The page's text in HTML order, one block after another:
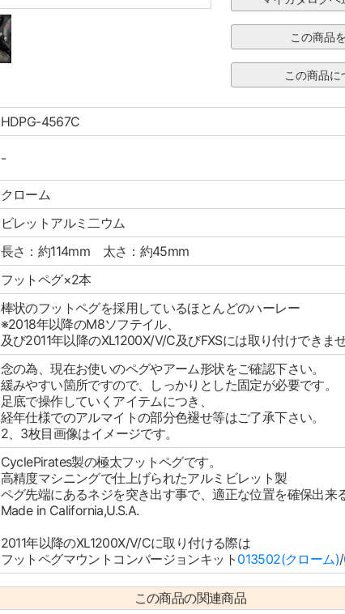
HDPG-4567C
-
クローム
ビレットアルミ二ウム
長さ：約114mm 太さ：約45mm
フットペグ×2本
棒状のフットペグを採用しているほとんどのハーレー
※2018年以降のM8ソフテイル、
及び2011年以降のXL1200X/V/C及びFXSには取り付けできませ
念の為、現在お使いのペグやアーム形状をご確認下さい。
緩みやすい箇所ですので、しっかりとした固定が必要です。
足底で操作していくアイテムにつき、
経年仕様でのアルマイトの部分色褪せ等はご了承下さい。
2、3枚目画像はイメージです。
CyclePirates製の極太フットペグです。
高精度マシニングで仕上げられたアルミビレット製
ペグ先端にあるネジを突き出す事で、適正な位置を確保出来
Made in California,U.S.A.
2011年以降のXL1200X/V/Cに取り付ける際は
フットペグマウントコンバージョンキット 013502(クローム)/
この商品の関連商品